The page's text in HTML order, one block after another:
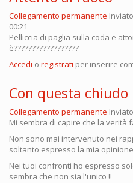
Collegamento permanente
00:21
Pelliccia di paglia sulla coda e
è??????????????????
Accedi o registrati per inserire
Con questa chiudo
Collegamento permanente
Mi sembra di capire che la verità
Non sono mai intervenuto nei
soltanto espresso la mia
Nei tuoi confronti ho espresso
sembra che non sia l'unico !!